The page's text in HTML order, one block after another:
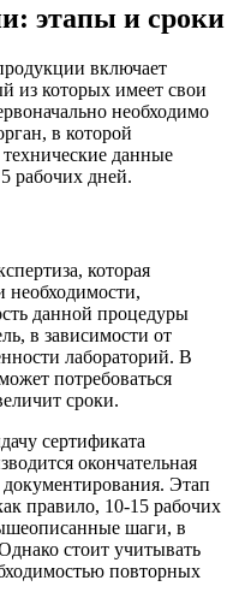
этапы и сроки
включает
из которых имеет свои
необходимо
в которой
данные
рабочих дней.
которая
необходимости,
данной процедуры
в зависимости от
лабораторий. В
потребоваться
сроки.
сертификата
окончательная
Этап
правило, 10-15 рабочих
шаги, в
стоит учитывать
повторных